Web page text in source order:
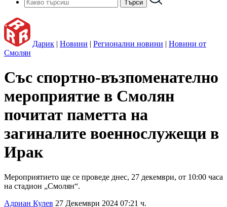
Дарик | Новини | Регионални новини | Новини от
Смолян
Със спортно-възпоменателно
мероприятие в Смолян
почитат паметта на
загиналите военнослужещи в
Ирак
Мероприятието ще се проведе днес, 27 декември, от 10:00 часа
на стадион „Смолян“.
Адриан Кулев 27 Декември 2024 07:21 ч.